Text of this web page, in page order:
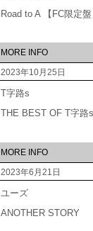
Road to A 【FC限定盤
MORE INFO
2023年10月25日
T字路s
THE BEST OF T字路s
MORE INFO
2023年6月21日
ユーズ
ANOTHER STORY